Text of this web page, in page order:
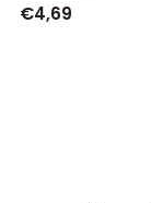
€4,69